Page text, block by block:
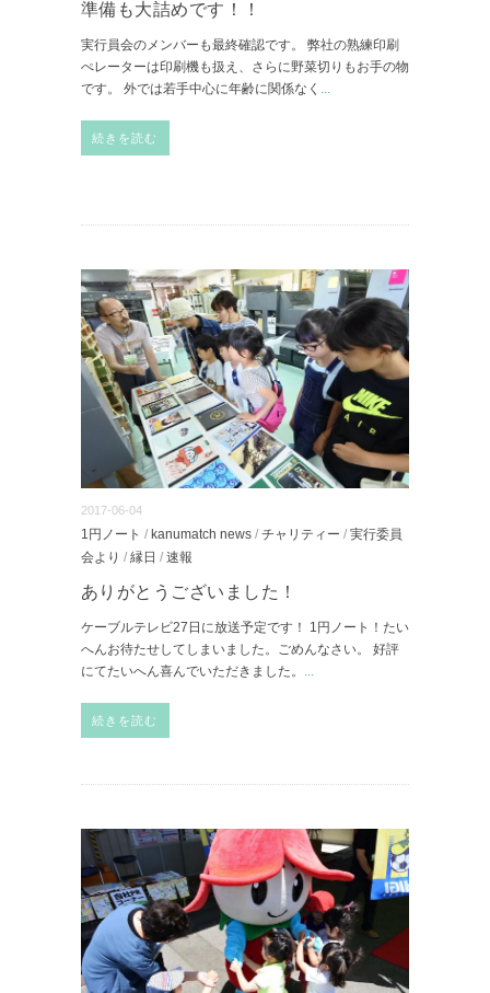
準備も大詰めです！！
実行員会のメンバーも最終確認です。 弊社の熟練印刷
ぺレーターは印刷機も扱え、さらに野菜切りもお手の物
です。 外では若手中心に年齢に関係なく ...
続きを読む
2017-06-04
1円ノート / kanumatch news / チャリティー / 実行委員
会より / 縁日 / 速報
ありがとうございました！
ケーブルテレビ27日に放送予定です！ 1円ノート！たい
へんお待たせしてしまいました。ごめんなさい。 好評
にてたいへん喜んでいただきました。 ...
続きを読む